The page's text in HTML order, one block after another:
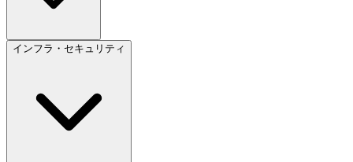
インフラ・セキュリティ